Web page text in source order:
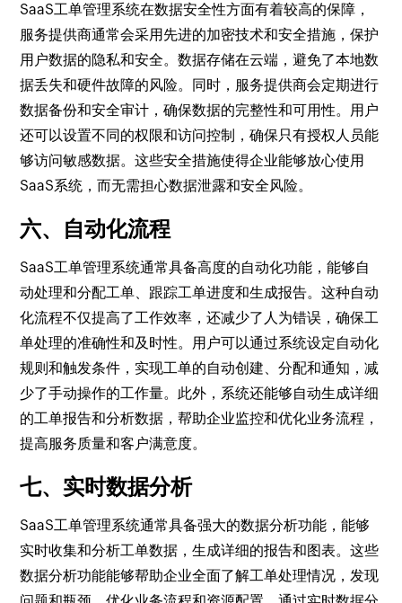
SaaS工单管理系统在数据安全性方面有着较高的保障，
服务提供商通常会采用先进的加密技术和安全措施，保护
用户数据的隐私和安全。数据存储在云端，避免了本地数
据丢失和硬件故障的风险。同时，服务提供商会定期进行
数据备份和安全审计，确保数据的完整性和可用性。用户
还可以设置不同的权限和访问控制，确保只有授权人员能
够访问敏感数据。这些安全措施使得企业能够放心使用
SaaS系统，而无需担心数据泄露和安全风险。
六、自动化流程
SaaS工单管理系统通常具备高度的自动化功能，能够自
动处理和分配工单、跟踪工单进度和生成报告。这种自动
化流程不仅提高了工作效率，还减少了人为错误，确保工
单处理的准确性和及时性。用户可以通过系统设定自动化
规则和触发条件，实现工单的自动创建、分配和通知，减
少了手动操作的工作量。此外，系统还能够自动生成详细
的工单报告和分析数据，帮助企业监控和优化业务流程，
提高服务质量和客户满意度。
七、实时数据分析
SaaS工单管理系统通常具备强大的数据分析功能，能够
实时收集和分析工单数据，生成详细的报告和图表。这些
数据分析功能能够帮助企业全面了解工单处理情况，发现